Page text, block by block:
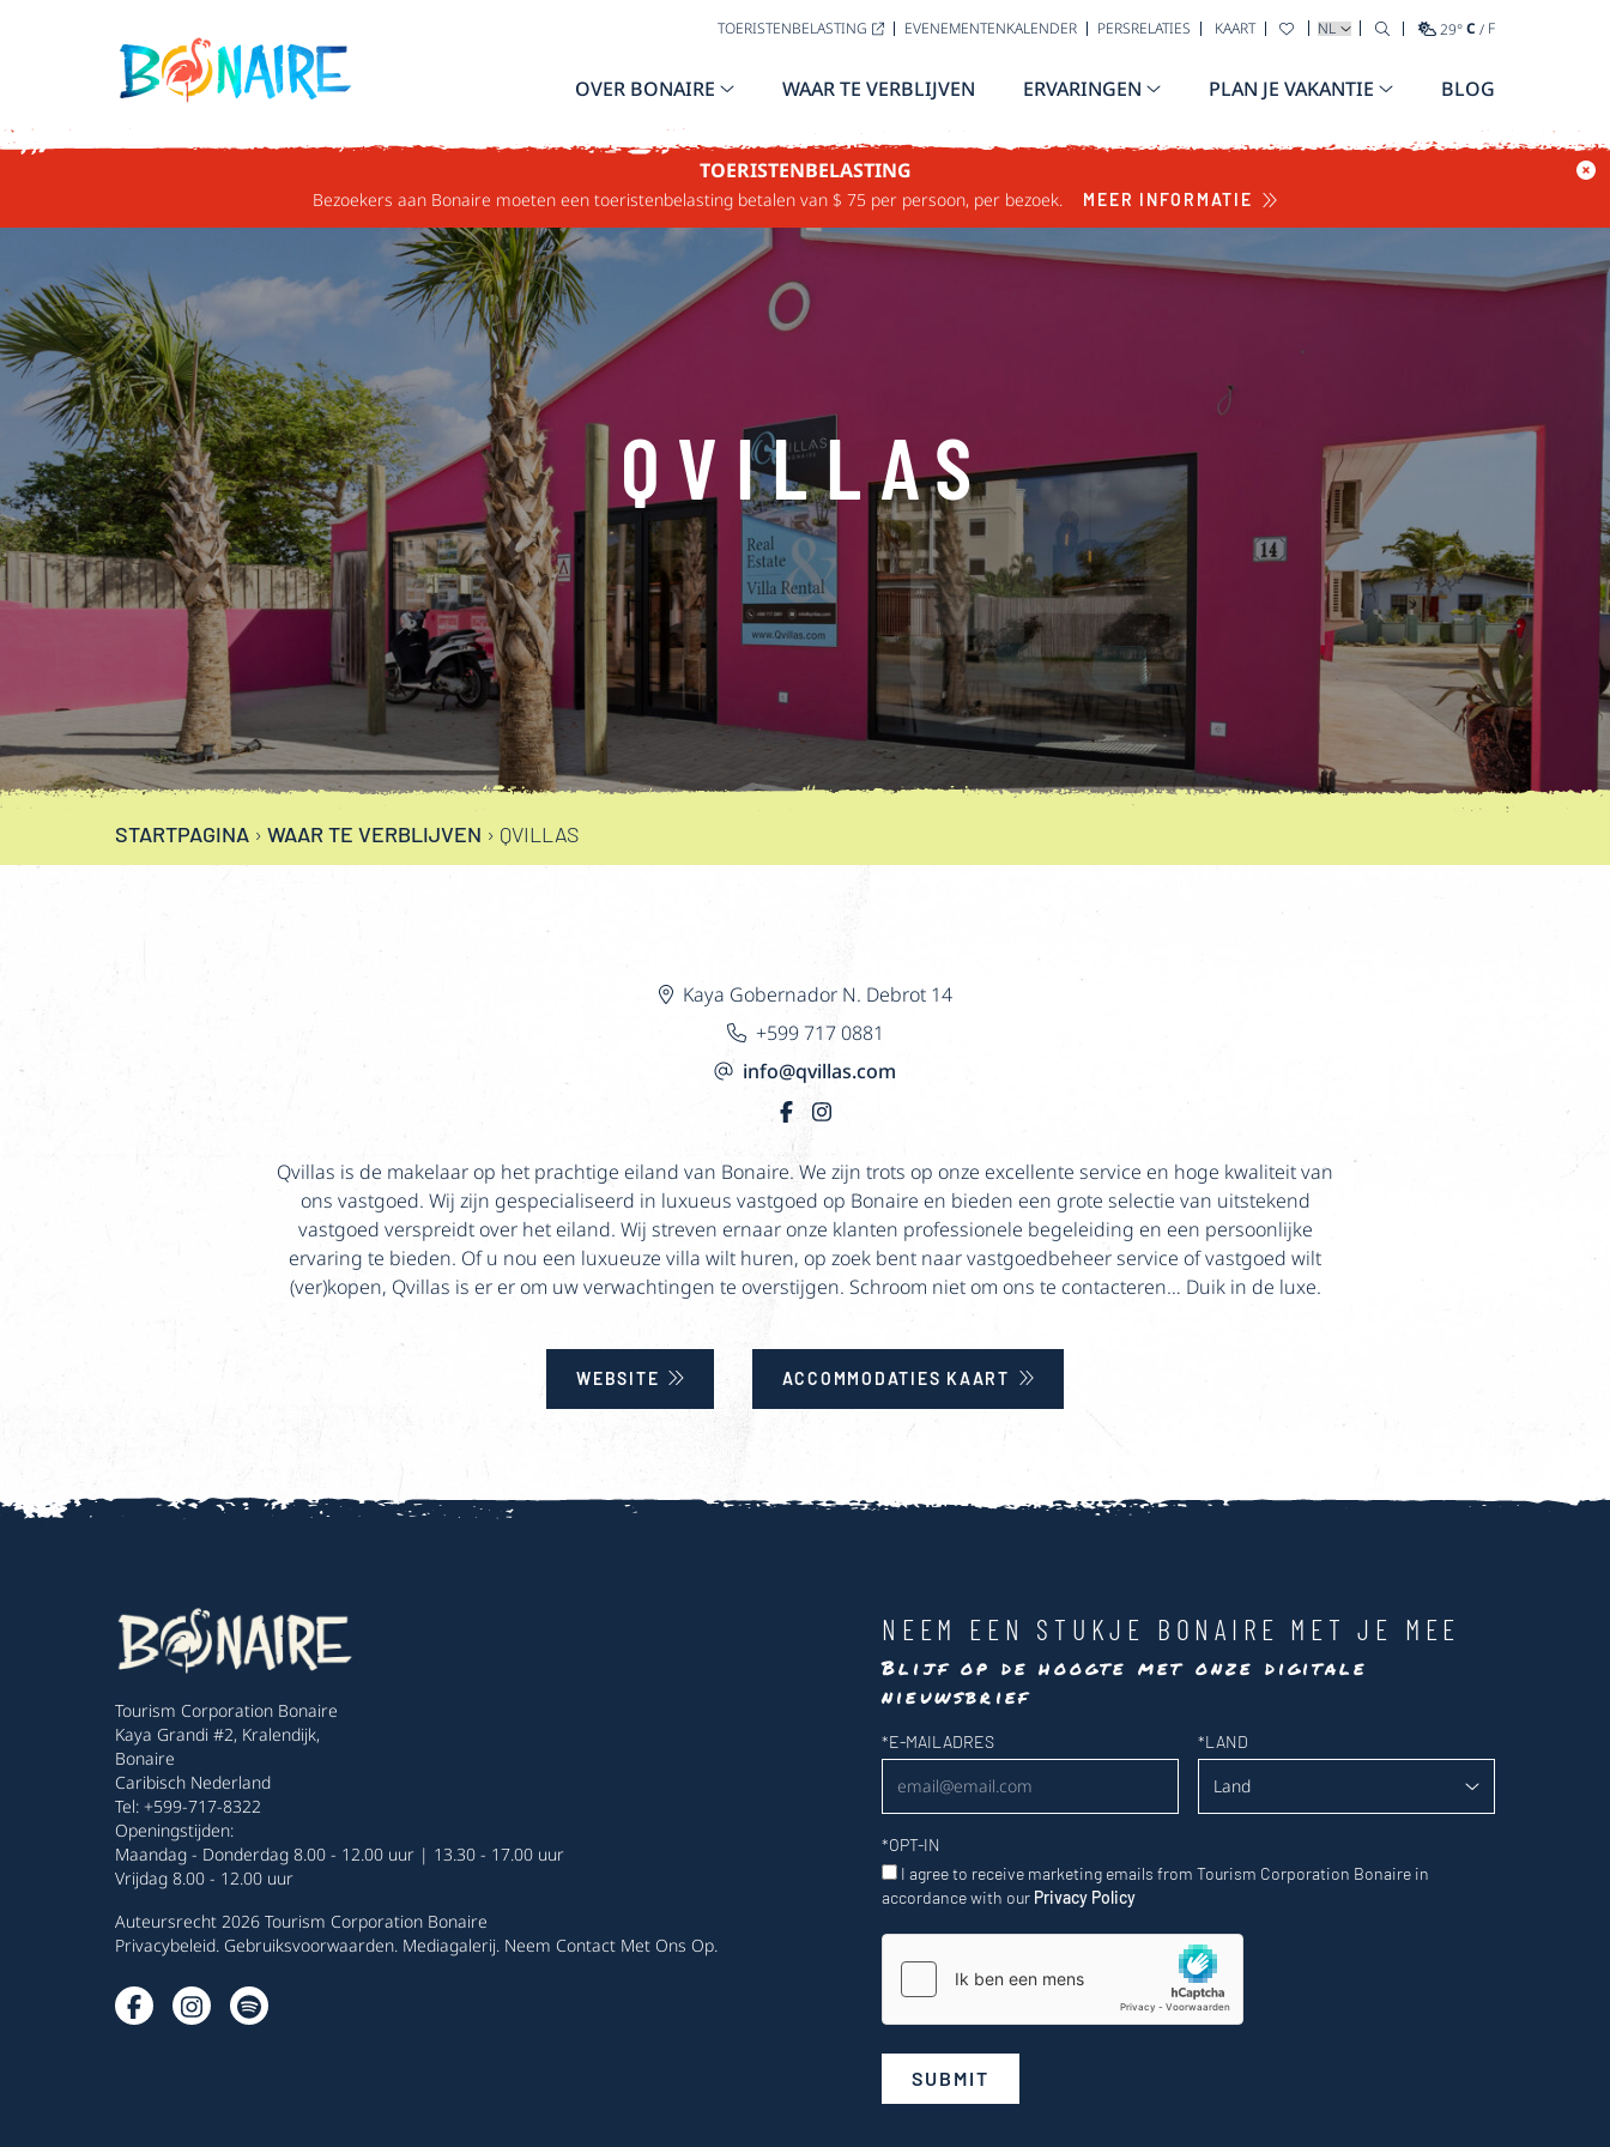
TOERISTENBELASTING EVENEMENTENKALENDER PERSRELATIES KAART TAAL SELECTEREN 29°C / F
OVER BONAIRE WAAR TE VERBLIJVEN ERVARINGEN PLAN JE VAKANTIE BLOG
TOERISTENBELASTING
Bezoekers aan Bonaire moeten een toeristenbelasting betalen van $ 75 per persoon, per bezoek. MEER INFORMATIE
QVILLAS
STARTPAGINA › WAAR TE VERBLIJVEN › QVILLAS
Kaya Gobernador N. Debrot 14
+599 717 0881
info@qvillas.com
Qvillas is de makelaar op het prachtige eiland van Bonaire. We zijn trots op onze excellente service en hoge kwaliteit van
ons vastgoed. Wij zijn gespecialiseerd in luxueus vastgoed op Bonaire en bieden een grote selectie van uitstekend
vastgoed verspreidt over het eiland. Wij streven ernaar onze klanten professionele begeleiding en een persoonlijke
ervaring te bieden. Of u nou een luxueuze villa wilt huren, op zoek bent naar vastgoedbeheer service of vastgoed wilt
(ver)kopen, Qvillas is er er om uw verwachtingen te overstijgen. Schroom niet om ons te contacteren… Duik in de luxe.
WEBSITE ACCOMMODATIES KAART
Tourism Corporation Bonaire
Kaya Grandi #2, Kralendijk,
Bonaire
Caribisch Nederland
Tel: +599-717-8322
Openingstijden:
Maandag - Donderdag 8.00 - 12.00 uur | 13.30 - 17.00 uur
Vrijdag 8.00 - 12.00 uur
Auteursrecht 2026 Tourism Corporation Bonaire
Privacybeleid. Gebruiksvoorwaarden. Mediagalerij. Neem Contact Met Ons Op.
NEEM EEN STUKJE BONAIRE MET JE MEE
Blijf op de hoogte met onze digitale
nieuwsbrief
Nieuwsbrief
*E-MAILADRES *LAND
*OPT-IN
I agree to receive marketing emails from Tourism Corporation Bonaire in
accordance with our Privacy Policy
SUBMIT